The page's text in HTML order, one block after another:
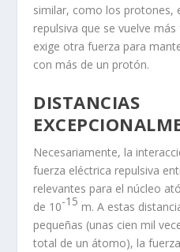
similar, como los protones,
repulsiva que se vuelve
exige otra fuerza para
con más de un protón.
DISTANCIAS
Necesariamente, la
fuerza eléctrica repulsiva
relevantes para el núcleo
de 10-15 m. A estas
pequeñas (unas cien mil
total de un átomo), la